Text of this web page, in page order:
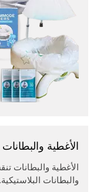
الأغطية والبطانات
الأغطية والبطانات
والبطانات